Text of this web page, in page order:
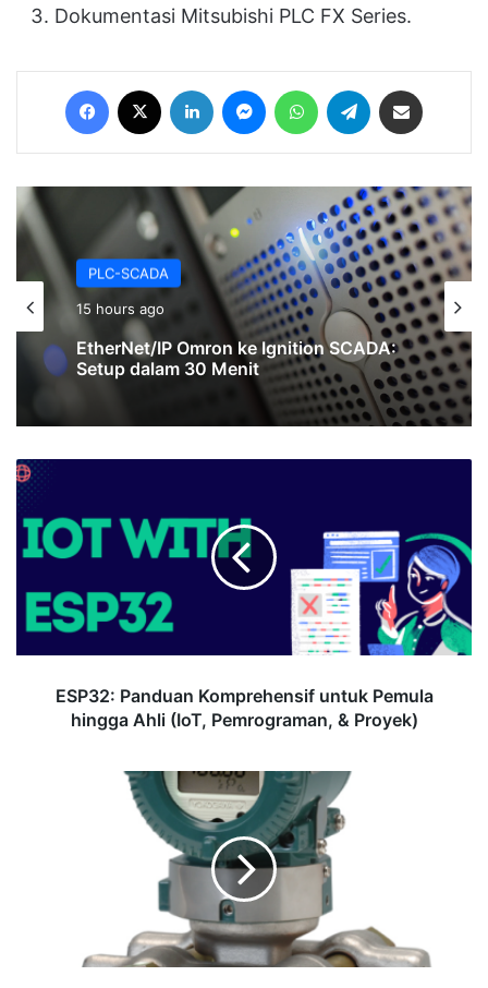
Dokumentasi Mitsubishi PLC FX Series.
Facebook LinkedIn MessengerWhatsAppTelegram
PLC-SCADA
15 hours ago
EtherNet/IP Omron ke Ignition SCADA:
Setup dalam 30 Menit
ESP32:
Panduan
Komprehensif
untuk
Pemula
Ahli
(IoT,
Pemrograman,
Proyek)ESP32: Panduan Komprehensif untuk Pemula
hingga Ahli (IoT, Pemrograman, & Proyek)